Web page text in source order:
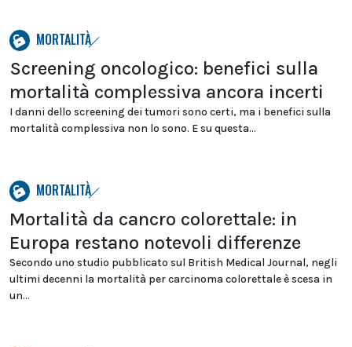
MORTALITÀ
Screening oncologico: benefici sulla
mortalità complessiva ancora incerti
I danni dello screening dei tumori sono certi, ma i benefici sulla
mortalità complessiva non lo sono. E su questa...
MORTALITÀ
Mortalità da cancro colorettale: in
Europa restano notevoli differenze
Secondo uno studio pubblicato sul British Medical Journal, negli
ultimi decenni la mortalità per carcinoma colorettale è scesa in
un...